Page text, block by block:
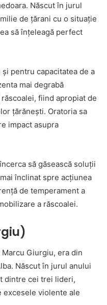
Născut în jurul
de țărani cu o situație
să înțeleagă perfect
pentru capacitatea de a
mai degrabă
fiind apropiat de
țărănești. Oratoria sa
impact asupra
să găsească soluții
înclinat spre acțiunea
de temperament a
a răscoalei.
Giurgiu, era din
Născut în jurul anului
dintre cei trei lideri,
excesele violente ale